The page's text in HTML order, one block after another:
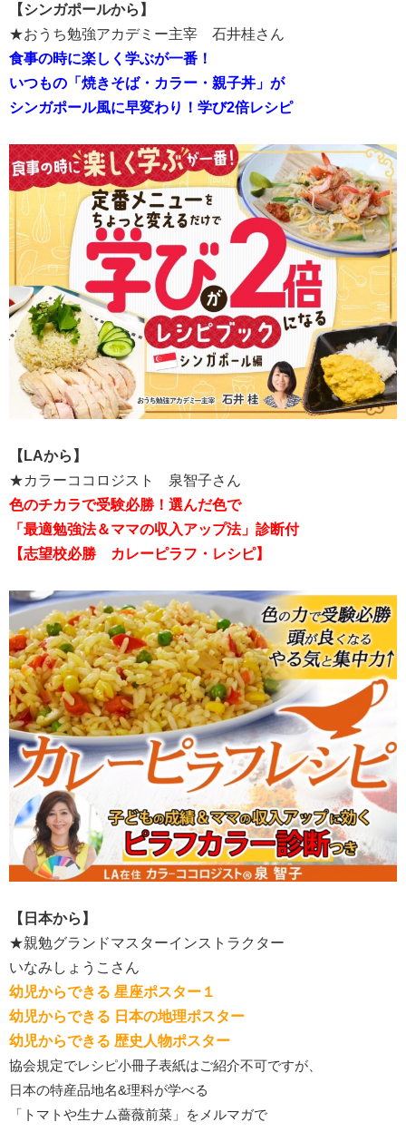
【シンガポールから】
★おうち勉強アカデミー主宰 石井桂さん
食事の時に楽しく学ぶが一番！
いつもの「焼きそば・カラー・親子丼」が
シンガポール風に早変わり！学び2倍レシピ
【LAから】
★カラーココロジスト 泉智子さん
色のチカラで受験必勝！選んだ色で
「最適勉強法＆ママの収入アップ法」診断付
【志望校必勝 カレーピラフ・レシピ】
【日本から】
★親勉グランドマスターインストラクター
いなみしょうこさん
幼児からできる 星座ポスター１
幼児からできる 日本の地理ポスター
幼児からできる 歴史人物ポスター
協会規定でレシピ小冊子表紙はご紹介不可ですが、
日本の特産品地名&理科が学べる
「トマトや生ナム薔薇前菜」をメルマガで